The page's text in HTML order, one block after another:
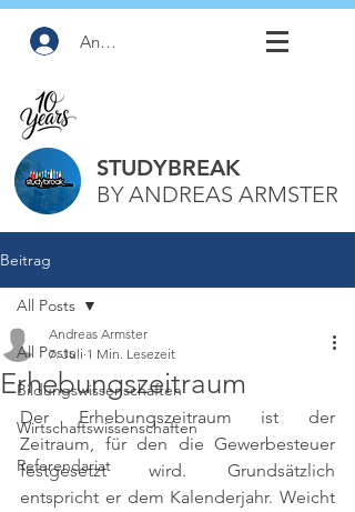
Anmelden
STUDYBREAK
BY ANDREAS ARMSTER
Beitrag
All Posts
Bildungswissenschaften
Wirtschaftswissenschaften
Referendariat
All Posts
Erhebungszeitraum
Andreas Armster
7. Juli 1 Min. Lesezeit
Der Erhebungszeitraum ist der
Zeitraum, für den die Gewerbesteuer
festgesetzt wird. Grundsätzlich
entspricht er dem Kalenderjahr. Weicht